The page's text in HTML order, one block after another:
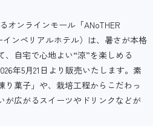
オンラインモール「ANoTHER
インペリアルホテル）は、暑さが本格
自宅で心地よい“涼”を楽しめる
年5月21日より販売いたします。素
り菓子」や、栽培工程からこだわっ
が広がるスイーツやドリンクなどが